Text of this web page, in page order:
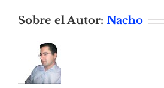
Sobre el Autor: Nacho